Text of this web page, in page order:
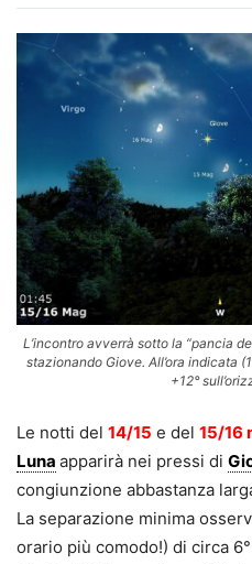
L’incontro avverrà sotto la “pancia
stazionando Giove. All’ora indicata
+12°
Le notti del 14/15 e del 15/16
Luna apparirà nei pressi di
congiunzione abbastanza
La separazione minima
orario più comodo!) di circa